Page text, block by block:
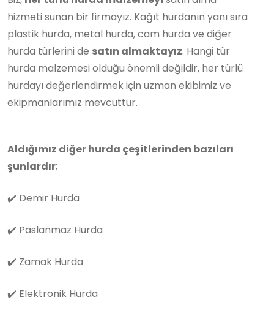
hizmeti sunan bir firmayız. Kağıt hurdanın yanı sıra
plastik hurda, metal hurda, cam hurda ve diğer
hurda türlerini de satın almaktayız. Hangi tür
hurda malzemesi olduğu önemli değildir, her türlü
hurdayı değerlendirmek için uzman ekibimiz ve
ekipmanlarımız mevcuttur.
Aldığımız diğer hurda çeşitlerinden bazıları
şunlardır;
✔️ Demir Hurda
✔️ Paslanmaz Hurda
✔️ Zamak Hurda
✔️ Elektronik Hurda